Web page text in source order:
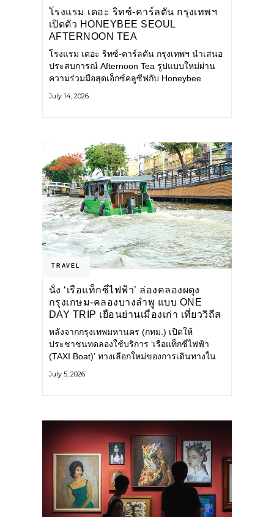
โรงแรม เดอะ ริทซ์-คาร์ลตัน กรุงเทพฯ
เปิดตัว HONEYBEE SEOUL
AFTERNOON TEA
COLLABORATION ณ คาเลโอ
(CALEŌ) ชวนสัมผัสเสน่ห์ของขนม
หวานร่วมสมัยจากกรุงโซล
โรงแรม เดอะ ริทซ์-คาร์ลตัน กรุงเทพฯ นำเสนอ
ประสบการณ์ Afternoon Tea รูปแบบใหม่ผ่าน
ความร่วมมือสุดเอ็กซ์คลูซีฟกับ Honeybee
ดังจากกรุงโซล นำโดยเชฟอึนจอง
July 14, 2026
TRAVEL
นั่ง ‘เรือแท็กซี่ไฟฟ้า’ ล่องคลองผดุง
กรุงเกษม-คลองบางลำพู แบบ ONE
DAY TRIP เยือนย่านเมืองเก่า เที่ยววิถีส
โลว์ไลฟ์แบบรักษ์โลก
หลังจากกรุงเทพมหานคร (กทม.) เปิดให้
ประชาชนทดลองใช้บริการ ‘เรือแท็กซี่ไฟฟ้า
(TAXI Boat)’ ทางเลือกใหม่ของการเดินทางใน
แวดล้อม ผ่านแอปพลิเคชัน MuvMi (มูฟมี)
July 5, 2026